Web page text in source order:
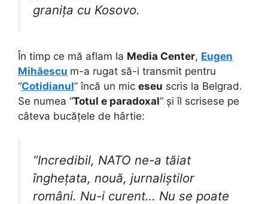
granița cu Kosovo.
În timp ce mă aflam la Media Center, Eugen
Mihăescu m-a rugat să-i transmit pentru
“Cotidianul” încă un mic eseu scris la Belgrad.
Se numea “Totul e paradoxal” și îl scrisese pe
câteva bucățele de hârtie:
“Incredibil, NATO ne-a tăiat
înghețata, nouă, jurnaliștilor
români. Nu-i curent… Nu se poate